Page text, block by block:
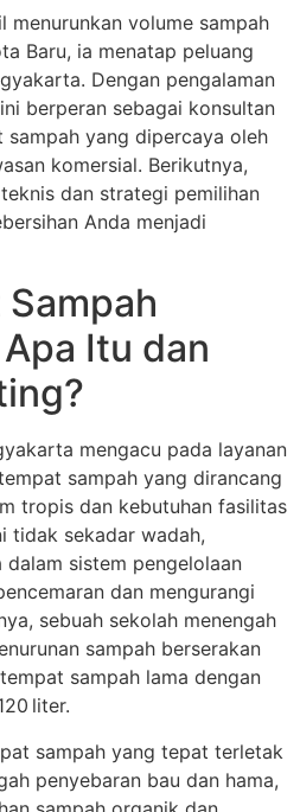
menurunkan volume sampah
Baru, ia menatap peluang
Dengan pengalaman
berperan sebagai konsultan
sampah yang dipercaya oleh
komersial. Berikutnya,
dan strategi pemilihan
Anda menjadi
Itu dan
mengacu pada layanan
sampah yang dirancang
tropis dan kebutuhan fasilitas
tidak sekadar wadah,
dalam sistem pengelolaan
dan mengurangi
sebuah sekolah menengah
sampah berserakan
sampah lama dengan
liter.
sampah yang tepat terletak
penyebaran bau dan hama,